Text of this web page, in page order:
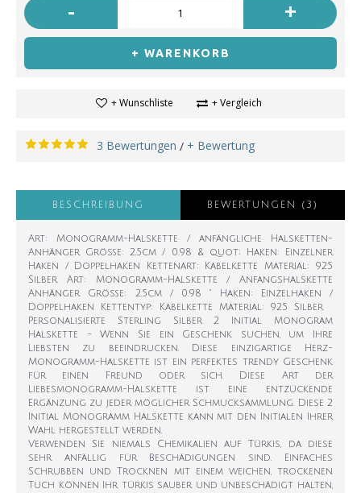
- +
+ WARENKORB
+ Wunschliste + Vergleich
3 Bewertungen / + Bewertung
BESCHREIBUNG BEWERTUNGEN (3)
Art: Monogramm-Halskette / anfängliche Halsketten-
Anhänger Größe: 2.5cm / 0.98 & quot; Haken: Einzelner
Haken / Doppelhaken Kettenart: Kabelkette Material: 925
Silber Art: Monogramm-Halskette / Anfangshalskette
Anhänger Größe: 2.5cm / 0.98 " Haken: Einzelhaken /
Doppelhaken Kettentyp: Kabelkette Material: 925 Silber
Personalisierte Sterling Silber 2 Initial Monogram
Halskette - Wenn Sie ein Geschenk suchen, um Ihre
Liebsten zu beeindrucken. Diese einzigartige Herz-
Monogramm-Halskette ist ein perfektes trendy Geschenk
für einen Freund oder sich. Diese Art der
Liebesmonogramm-Halskette ist eine entzückende
Ergänzung zu jeder möglicher Schmucksammlung. Diese 2
Initial Monogramm Halskette kann mit den Initialen Ihrer
Wahl hergestellt werden.
Verwenden Sie niemals Chemikalien auf Türkis, da diese
sehr anfällig für Beschädigungen sind. Einfaches
Schrubben und Trocknen mit einem weichen, trockenen
Tuch können Ihr türkis sauber und unbeschädigt halten,